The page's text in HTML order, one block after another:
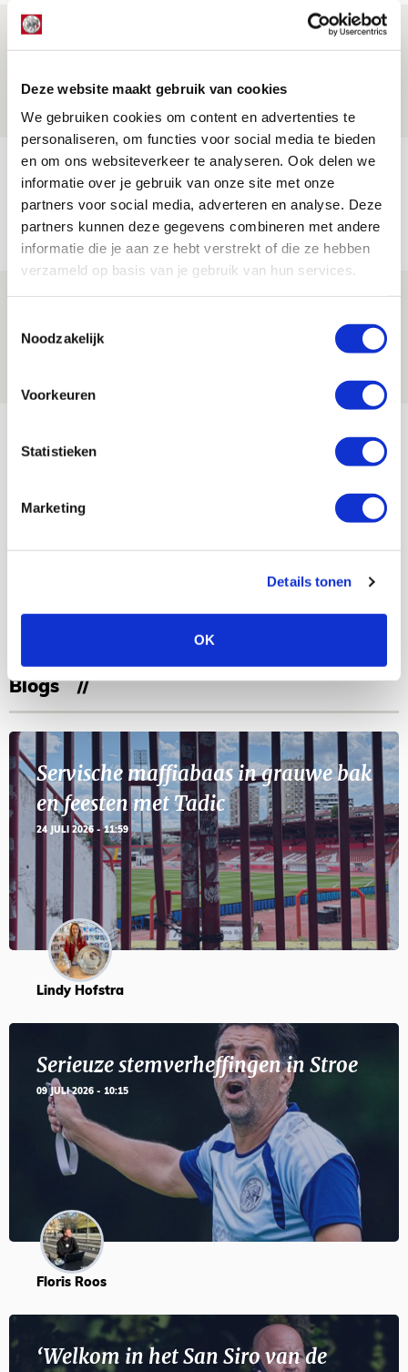
Deze website maakt gebruik van cookies
We gebruiken cookies om content en advertenties te
personaliseren, om functies voor social media te bieden
en om ons websiteverkeer te analyseren. Ook delen we
informatie over je gebruik van onze site met onze
partners voor social media, adverteren en analyse. Deze
partners kunnen deze gegevens combineren met andere
informatie die je aan ze hebt verstrekt of die ze hebben
verzameld op basis van je gebruik van hun services.
Noodzakelijk
Voorkeuren
Statistieken
Marketing
Details tonen
OK
Is dit de laatste wallpaper van Godts in
07 AUGUSTUS 2026 - 00:36
NIEUWS
Trotse Klaassen: ‘Vierhonderd duels
voor mijn club is heel speciaal’
06 AUGUSTUS 2026 - 23:43
NIEUWS
Ajax zet Shelbourne eenvoudig opzij en
AGENDA
23
Selectiedag ballenjongens/-meiden
SEP
Blogs
Servische maffiabaas in grauwe bak
en feesten met Tadic
24 JULI 2026 - 11:59
Lindy Hofstra
Serieuze stemverheffingen in Stroe
09 JULI 2026 - 10:15
Floris Roos
‘Welkom in het San Siro van de